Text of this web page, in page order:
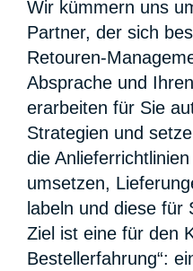
Wir kümmern uns
Partner, der sich
Retouren-
Absprache und
erarbeiten für Sie
Strategien und
die
umsetzen,
labeln und diese für
Ziel ist eine für den
Bestellerfahrung“: